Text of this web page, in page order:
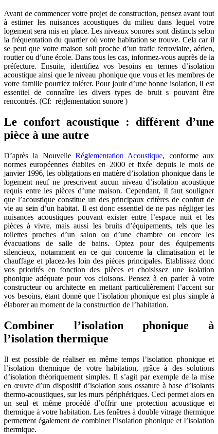
Avant de commencer votre projet de construction, pensez avant tout
à estimer les nuisances acoustiques du milieu dans lequel votre
logement sera mis en place. Les niveaux sonores sont distincts selon
la fréquentation du quartier où votre habitation se trouve. Cela car il
se peut que votre maison soit proche d’un trafic ferroviaire, aérien,
routier ou d’une école. Dans tous les cas, informez-vous auprès de la
préfecture. Ensuite, identifiez vos besoins en termes d’isolation
acoustique ainsi que le niveau phonique que vous et les membres de
votre famille pourriez tolérer. Pour jouir d’une bonne isolation, il est
essentiel de connaître les divers types de bruit s pouvant être
rencontrés. (Cf: réglementation sonore )
Le confort acoustique : différent d’une
pièce à une autre
D’après la Nouvelle Réglementation Acoustique, conforme aux
normes européennes établies en 2000 et fixée depuis le mois de
janvier 1996, les obligations en matière d’isolation phonique dans le
logement neuf ne prescrivent aucun niveau d’isolation acoustique
requis entre les pièces d’une maison. Cependant, il faut souligner
que l’acoustique constitue un des principaux critères de confort de
vie au sein d’un habitat. Il est donc essentiel de ne pas négliger les
nuisances acoustiques pouvant exister entre l’espace nuit et les
pièces à vivre, mais aussi les bruits d’équipements, tels que les
toilettes proches d’un salon ou d’une chambre ou encore les
évacuations de salle de bains. Optez pour des équipements
silencieux, notamment en ce qui concerne la climatisation et le
chauffage et placez-les loin des pièces principales. Etablissez donc
vos priorités en fonction des pièces et choisissez une isolation
phonique adéquate pour vos cloisons. Pensez à en parler à votre
constructeur ou architecte en mettant particulièrement l’accent sur
vos besoins, étant donné que l’isolation phonique est plus simple à
élaborer au moment de la construction de l’habitation.
Combiner l’isolation phonique à
l’isolation thermique
Il est possible de réaliser en même temps l’isolation phonique et
l’isolation thermique de votre habitation, grâce à des solutions
d’isolation théoriquement simples. Il s’agit par exemple de la mise
en œuvre d’un dispositif d’isolation sous ossature à base d’isolants
thermo-acoustiques, sur les murs périphériques. Ceci permet alors en
un seul et même procédé d’offrir une protection acoustique et
thermique à votre habitation. Les fenêtres à double vitrage thermique
permettent également de combiner l’isolation phonique et l’isolation
thermique.